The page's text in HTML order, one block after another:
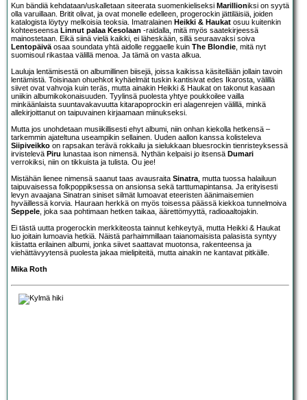
Kun bändiä kehdataan/uskalletaan siteerata suomenkieliseksi Marillioniksi on syytä
olla varuillaan. Britit olivat, ja ovat monelle edelleen, progerockin jättiläisiä, joiden
katalogista löytyy melkoisia teoksia. Imatralainen Heikki & Haukat osuu kuitenkin
kohteeseensa Linnut palaa Kesolaan -raidalla, mitä myös saatekirjeessä
mainostetaan. Eikä siinä vielä kaikki, ei läheskään, sillä seuraavaksi soiva
Lentopäivä osaa soundata yhtä aidolle reggaelle kuin The Blondie , mitä nyt
suomisoul rikastaa välillä menoa. Ja tämä on vasta alkua.
Lauluja lentämisestä on albumillinen biisejä, joissa kaikissa käsitellään jollain tavoin
lentämistä. Toisinaan ohuehkot kyhäelmät tuskin kantisivat edes Ikarosta, välillä
siivet ovat vahvoja kuin teräs, mutta ainakin Heikki & Haukat on takonut kasaan
uniikin albumikokonaisuuden. Tyylinsä puolesta yhtye poukkoilee vailla
minkäänlaista suuntavakavuutta kitarapoprockin eri alagenrejen välillä, minkä
allekirjoittanut on taipuvainen kirjaamaan miinukseksi.
Mutta jos unohdetaan musiikillisesti ehyt albumi, niin onhan kiekolla hetkensä –
tarkemmin ajateltuna useampikin sellainen. Uuden aallon kanssa kolisteleva
Siipiveikko on rapsakan terävä rokkailu ja sielukkaan bluesrockin tienristeyksessä
irvistelevä Piru lunastaa ison nimensä. Nythän kelpaisi jo itsensä Dumari
verrokiksi, niin on tikkuista ja tulista. Ou jee!
Mistähän lienee nimensä saanut taas avausraita Sinatra , mutta tuossa halailuun
taipuvaisessa folkpoppiksessa on ansionsa sekä tarttumapintansa. Ja erityisesti
levyn avaajana Sinatran siniset silmät lumoavat eteeristen äänimaisemien
hyväillessä korvia. Hauraan herkkä on myös toisessa päässä kiekkoa tunnelmoiva
Seppele , joka saa pohtimaan hetken taikaa, äärettömyyttä, radioaaltojakin.
Ei tästä uutta progerockin merkkiteosta tainnut kehkeytyä, mutta Heikki & Haukat
luo joitain lumoavia hetkiä. Näistä parhaimmillaan taianomaisista palasista syntyy
kiistatta erilainen albumi, jonka siivet saattavat muotonsa, rakenteensa ja
viehättävyytensä puolesta jakaa mielipiteitä, mutta ainakin ne kantavat pitkälle.
Mika Roth